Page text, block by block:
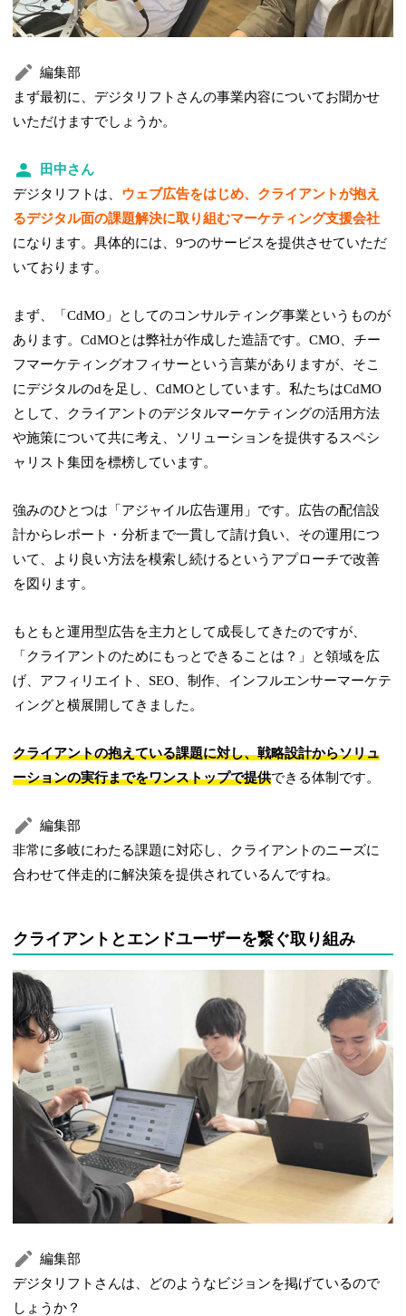
編集部
まず最初に、デジタリフトさんの事業内容についてお聞かせ
いただけますでしょうか。
田中さん
デジタリフトは、 ウェブ広告をはじめ、クライアントが抱え
るデジタル面の課題解決に取り組むマーケティング支援会社
になります。具体的には、9つのサービスを提供させていただ
いております。
まず、「CdMO」としてのコンサルティング事業というものが
あります。CdMOとは弊社が作成した造語です。CMO、チー
フマーケティングオフィサーという言葉がありますが、そこ
にデジタルのdを足し、CdMOとしています。私たちはCdMO
として、クライアントのデジタルマーケティングの活用方法
や施策について共に考え、ソリューションを提供するスペシ
ャリスト集団を標榜しています。
強みのひとつは「アジャイル広告運用」です。広告の配信設
計からレポート・分析まで一貫して請け負い、その運用につ
いて、より良い方法を模索し続けるというアプローチで改善
を図ります。
もともと運用型広告を主力として成長してきたのですが、
「クライアントのためにもっとできることは？」と領域を広
げ、アフィリエイト、SEO、制作、インフルエンサーマーケテ
ィングと横展開してきました。
クライアントの抱えている課題に対し、戦略設計からソリュ
ーションの実行までをワンストップで提供できる体制です。
編集部
非常に多岐にわたる課題に対応し、クライアントのニーズに
合わせて伴走的に解決策を提供されているんですね。
クライアントとエンドユーザーを繋ぐ取り組み
編集部
デジタリフトさんは、どのようなビジョンを掲げているので
しょうか？